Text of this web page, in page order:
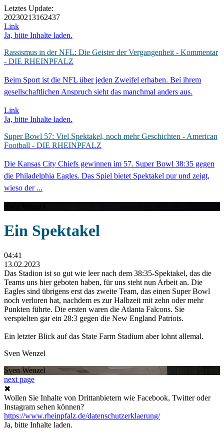
Letztes Update:
20230213162437
Link
Ja, bitte Inhalte laden.
Rassismus in der NFL: Die Geister der Vergangenheit - Kommentar
- DIE RHEINPFALZ
Beim Sport ist die NFL über jeden Zweifel erhaben. Bei ihrem
gesellschaftlichen Anspruch sieht das manchmal anders aus.
Link
Ja, bitte Inhalte laden.
Super Bowl 57: Viel Spektakel, noch mehr Geschichten - American
Football - DIE RHEINPFALZ
Die Kansas City Chiefs gewinnen im 57. Super Bowl 38:35 gegen
die Philadelphia Eagles. Das Spiel bietet Spektakel pur und zeigt,
wieso der ...
Ein Spektakel
04:41
13.02.2023
Das Stadion ist so gut wie leer nach dem 38:35-Spektakel, das die
Teams uns hier geboten haben, für uns steht nun Arbeit an. Die
Eagles sind übrigens erst das zweite Team, das einen Super Bowl
noch verloren hat, nachdem es zur Halbzeit mit zehn oder mehr
Punkten führte. Die ersten waren die Atlanta Falcons. Sie
verspielten gar ein 28:3 gegen die New England Patriots.
Ein letzter Blick auf das State Farm Stadium aber lohnt allemal.
Sven Wenzel
Sven Wenzel
next page
✖
Wollen Sie Inhalte von Drittanbietern wie Facebook, Twitter oder
Instagram sehen können?
https://www.rheinpfalz.de/datenschutzerklaerung/
Ja, bitte Inhalte laden.